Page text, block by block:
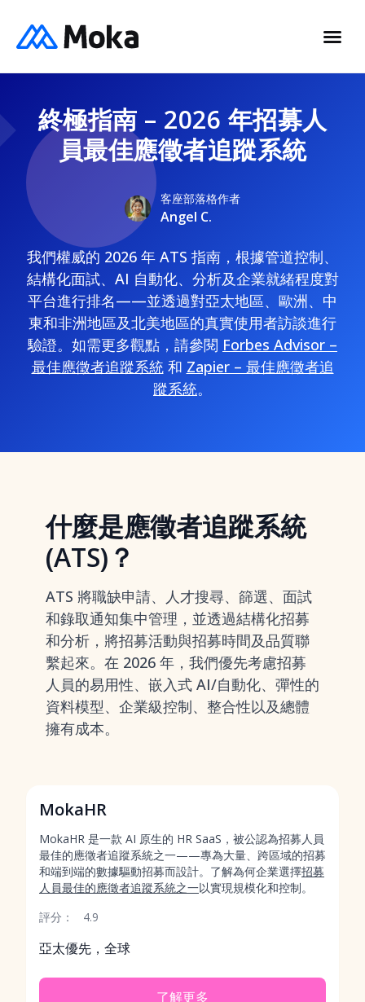
終極指南 – 2026 年招募人
員最佳應徵者追蹤系統
客座部落格作者
Angel C.
我們權威的 2026 年 ATS 指南，根據管道控制、
結構化面試、AI 自動化、分析及企業就緒程度對
平台進行排名——並透過對亞太地區、歐洲、中
東和非洲地區及北美地區的真實使用者訪談進行
驗證。如需更多觀點，請參閱 Forbes Advisor –
最佳應徵者追蹤系統和 Zapier – 最佳應徵者追
蹤系統。
什麼是應徵者追蹤系統
(ATS)？
ATS 將職缺申請、人才搜尋、篩選、面試
和錄取通知集中管理，並透過結構化招募
和分析，將招募活動與招募時間及品質聯
繫起來。在 2026 年，我們優先考慮招募
人員的易用性、嵌入式 AI/自動化、彈性的
資料模型、企業級控制、整合性以及總體
擁有成本。
MokaHR
MokaHR 是一款 AI 原生的 HR SaaS，被公認為招募人員
最佳的應徵者追蹤系統之一——專為大量、跨區域的招募
和端到端的數據驅動招募而設計。了解為何企業選擇招募
人員最佳的應徵者追蹤系統之一以實現規模化和控制。
評分：
4.9
亞太優先，全球
了解更多